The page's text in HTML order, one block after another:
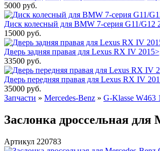
5000 руб.
Диск колесный для BMW 7-серия G11/G12
15000 руб.
Дверь задняя правая для Lexus RX IV
33500 руб.
Дверь передняя правая для Lexus RX IV
35000 руб.
Запчасти » Mercedes-Benz » G-Klasse W463
Заслонка дроссельная для
Артикул 220783